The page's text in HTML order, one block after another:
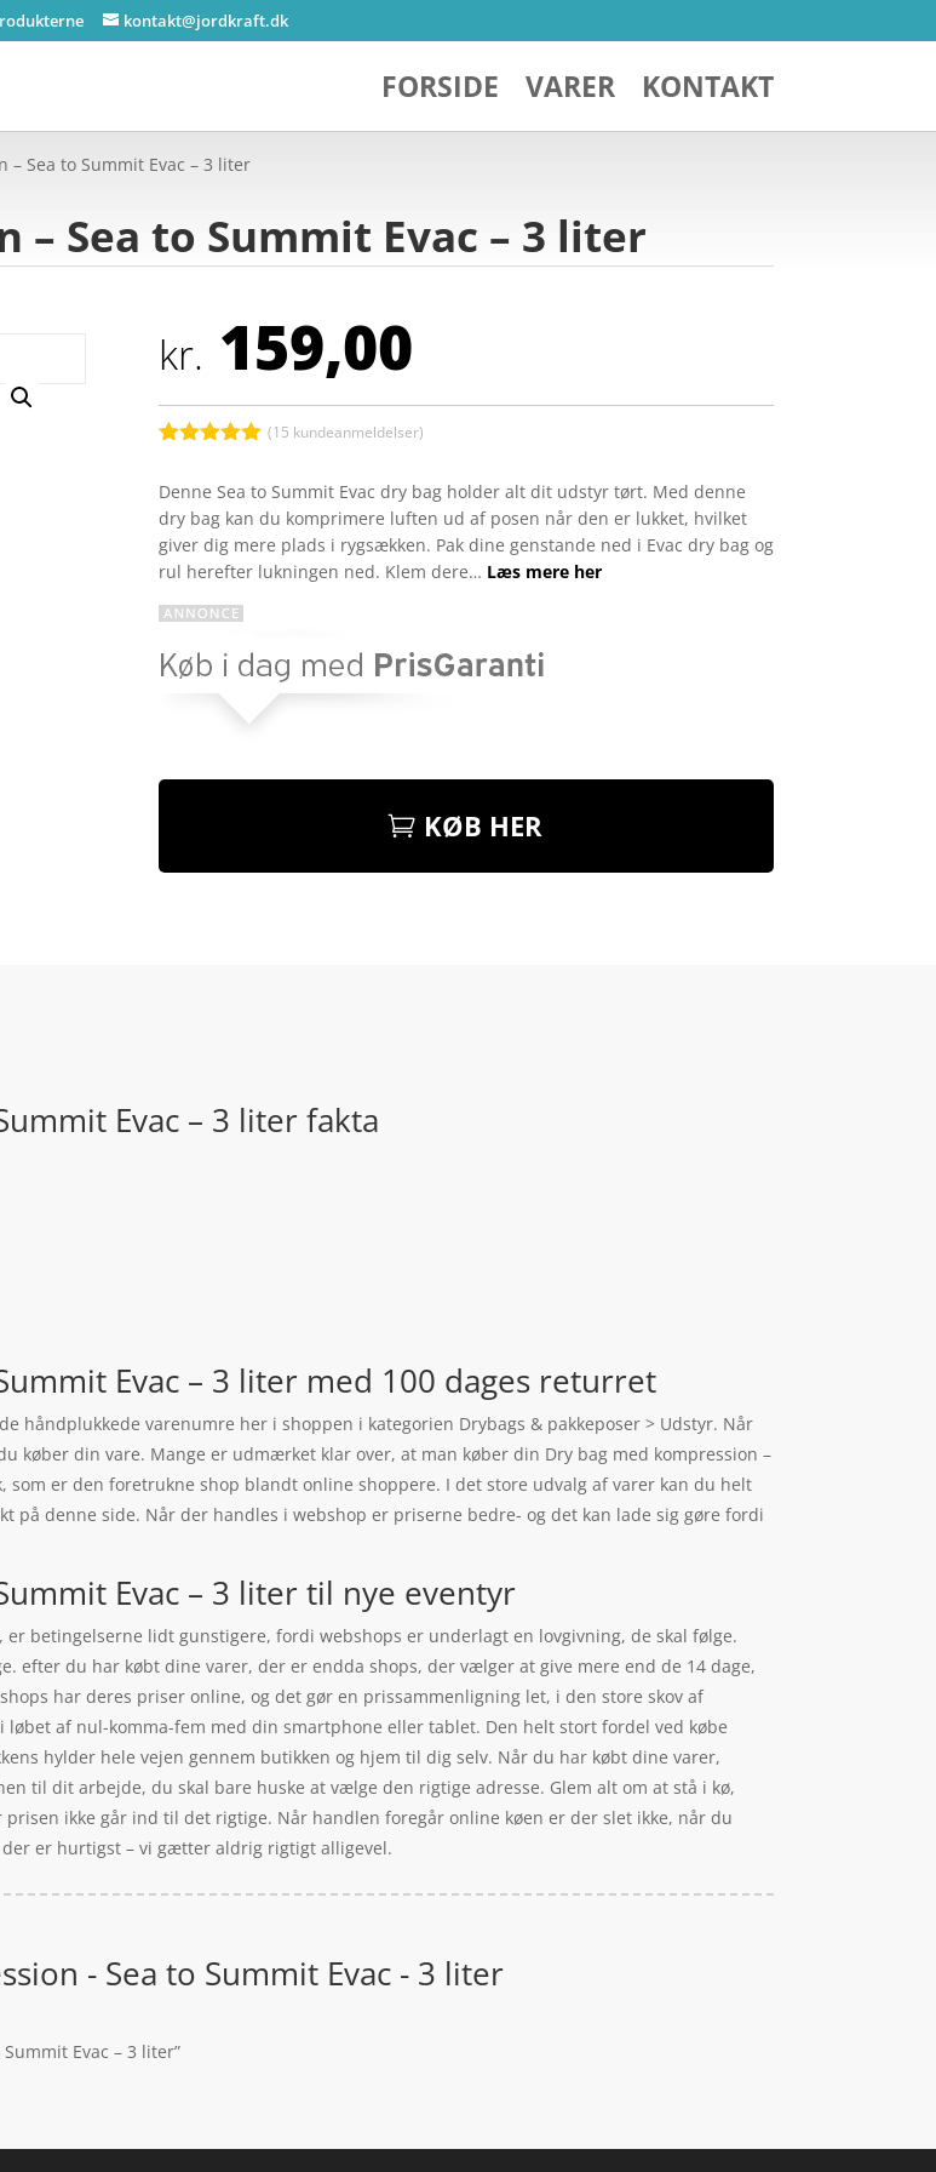
kontakt@jordkraft.dk
FORSIDE VARER KONTAKT
– Sea to Summit Evac – 3 liter
– Sea to Summit Evac – 3 liter
kr. 159,00
af 5
baseret på
kundebedøm
melser
(15 kundeanmeldelser)
Denne Sea to Summit Evac dry bag holder alt dit udstyr tørt. Med denne
dry bag kan du komprimere luften ud af posen når den er lukket, hvilket
giver dig mere plads i rygsækken. Pak dine genstande ned i Evac dry bag og
rul herefter lukningen ned. Klem dere… Læs mere her
KØB HER
Evac – 3 liter fakta
Evac – 3 liter med 100 dages returret
håndplukkede varenumre her i shoppen i kategorien Drybags & pakkeposer > Udstyr. Når
køber din vare. Mange er udmærket klar over, at man køber din Dry bag med kompression –
som er den foretrukne shop blandt online shoppere. I det store udvalg af varer kan du helt
på denne side. Når der handles i webshop er priserne bedre- og det kan lade sig gøre fordi
Evac – 3 liter til nye eventyr
betingelserne lidt gunstigere, fordi webshops er underlagt en lovgivning, de skal følge.
efter du har købt dine varer, der er endda shops, der vælger at give mere end de 14 dage,
har deres priser online, og det gør en prissammenligning let, i den store skov af
af nul-komma-fem med din smartphone eller tablet. Den helt stort fordel ved købe
hylder hele vejen gennem butikken og hjem til dig selv. Når du har købt dine varer,
til dit arbejde, du skal bare huske at vælge den rigtige adresse. Glem alt om at stå i kø,
ikke går ind til det rigtige. Når handlen foregår online køen er der slet ikke, når du
er hurtigst – vi gætter aldrig rigtigt alligevel.
- Sea to Summit Evac - 3 liter
Evac – 3 liter”